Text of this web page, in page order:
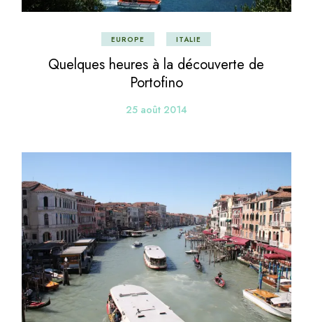
EUROPE ITALIE
Quelques heures à la découverte de
Portofino
25 août 2014